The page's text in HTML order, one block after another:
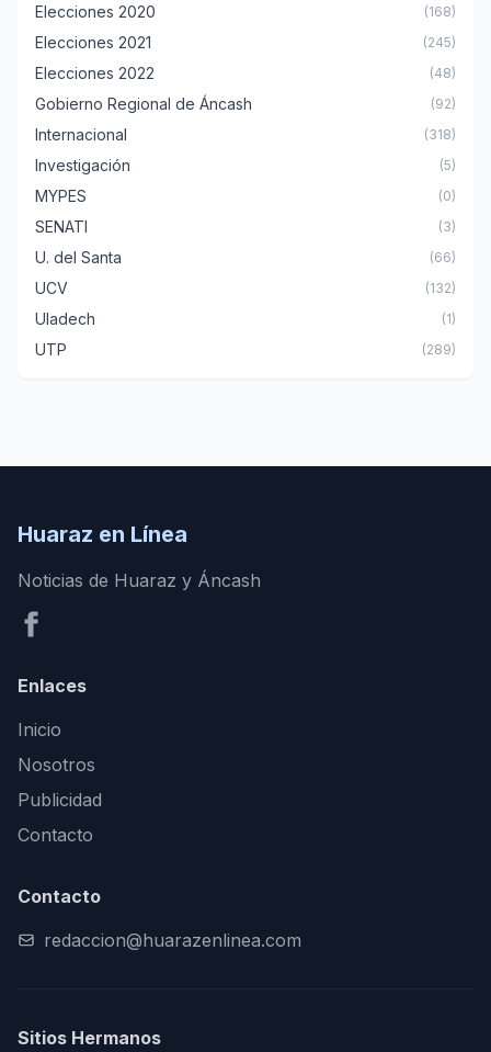
Elecciones 2020 (168)
Elecciones 2021 (245)
Elecciones 2022 (48)
Gobierno Regional de Áncash (92)
Internacional (318)
Investigación (5)
MYPES (0)
SENATI (3)
U. del Santa (66)
UCV (132)
Uladech (1)
UTP (289)
Huaraz en Línea
Noticias de Huaraz y Áncash
Enlaces
Inicio
Nosotros
Publicidad
Contacto
Contacto
redaccion@huarazenlinea.com
Sitios Hermanos